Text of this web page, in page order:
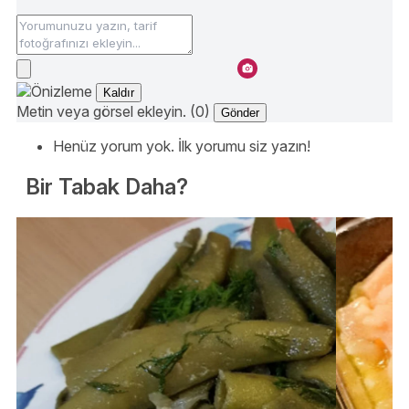
Kaldır
Metin veya görsel ekleyin. (0) Gönder
Henüz yorum yok. İlk yorumu siz yazın!
Bir Tabak Daha?